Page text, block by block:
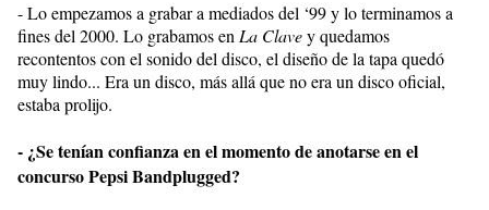
- Lo empezamos a grabar a mediados del ‘99 y lo terminamos a
fines del 2000. Lo grabamos enLa Clavey quedamos
recontentos con el sonido del disco, el diseño de la tapa quedó
muy lindo... Era un disco, más allá que no era un disco oficial,
estaba prolijo.
- ¿Se tenían confianza en el momento de anotarse en el
concurso Pepsi Bandplugged?